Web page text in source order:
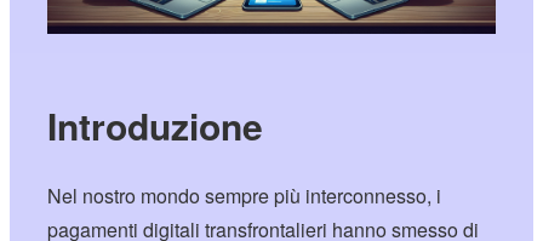
Introduzione
Nel nostro mondo sempre più interconnesso, i
pagamenti digitali transfrontalieri hanno smesso di